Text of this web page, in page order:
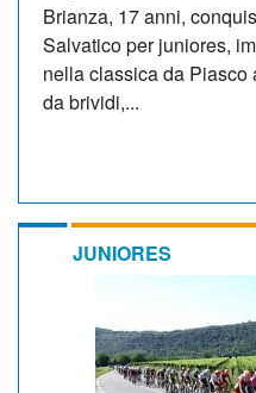
Brianza, 17 anni,
Salvatico per juniores,
nella classica da Piasco
da brividi,...
JUNIORES